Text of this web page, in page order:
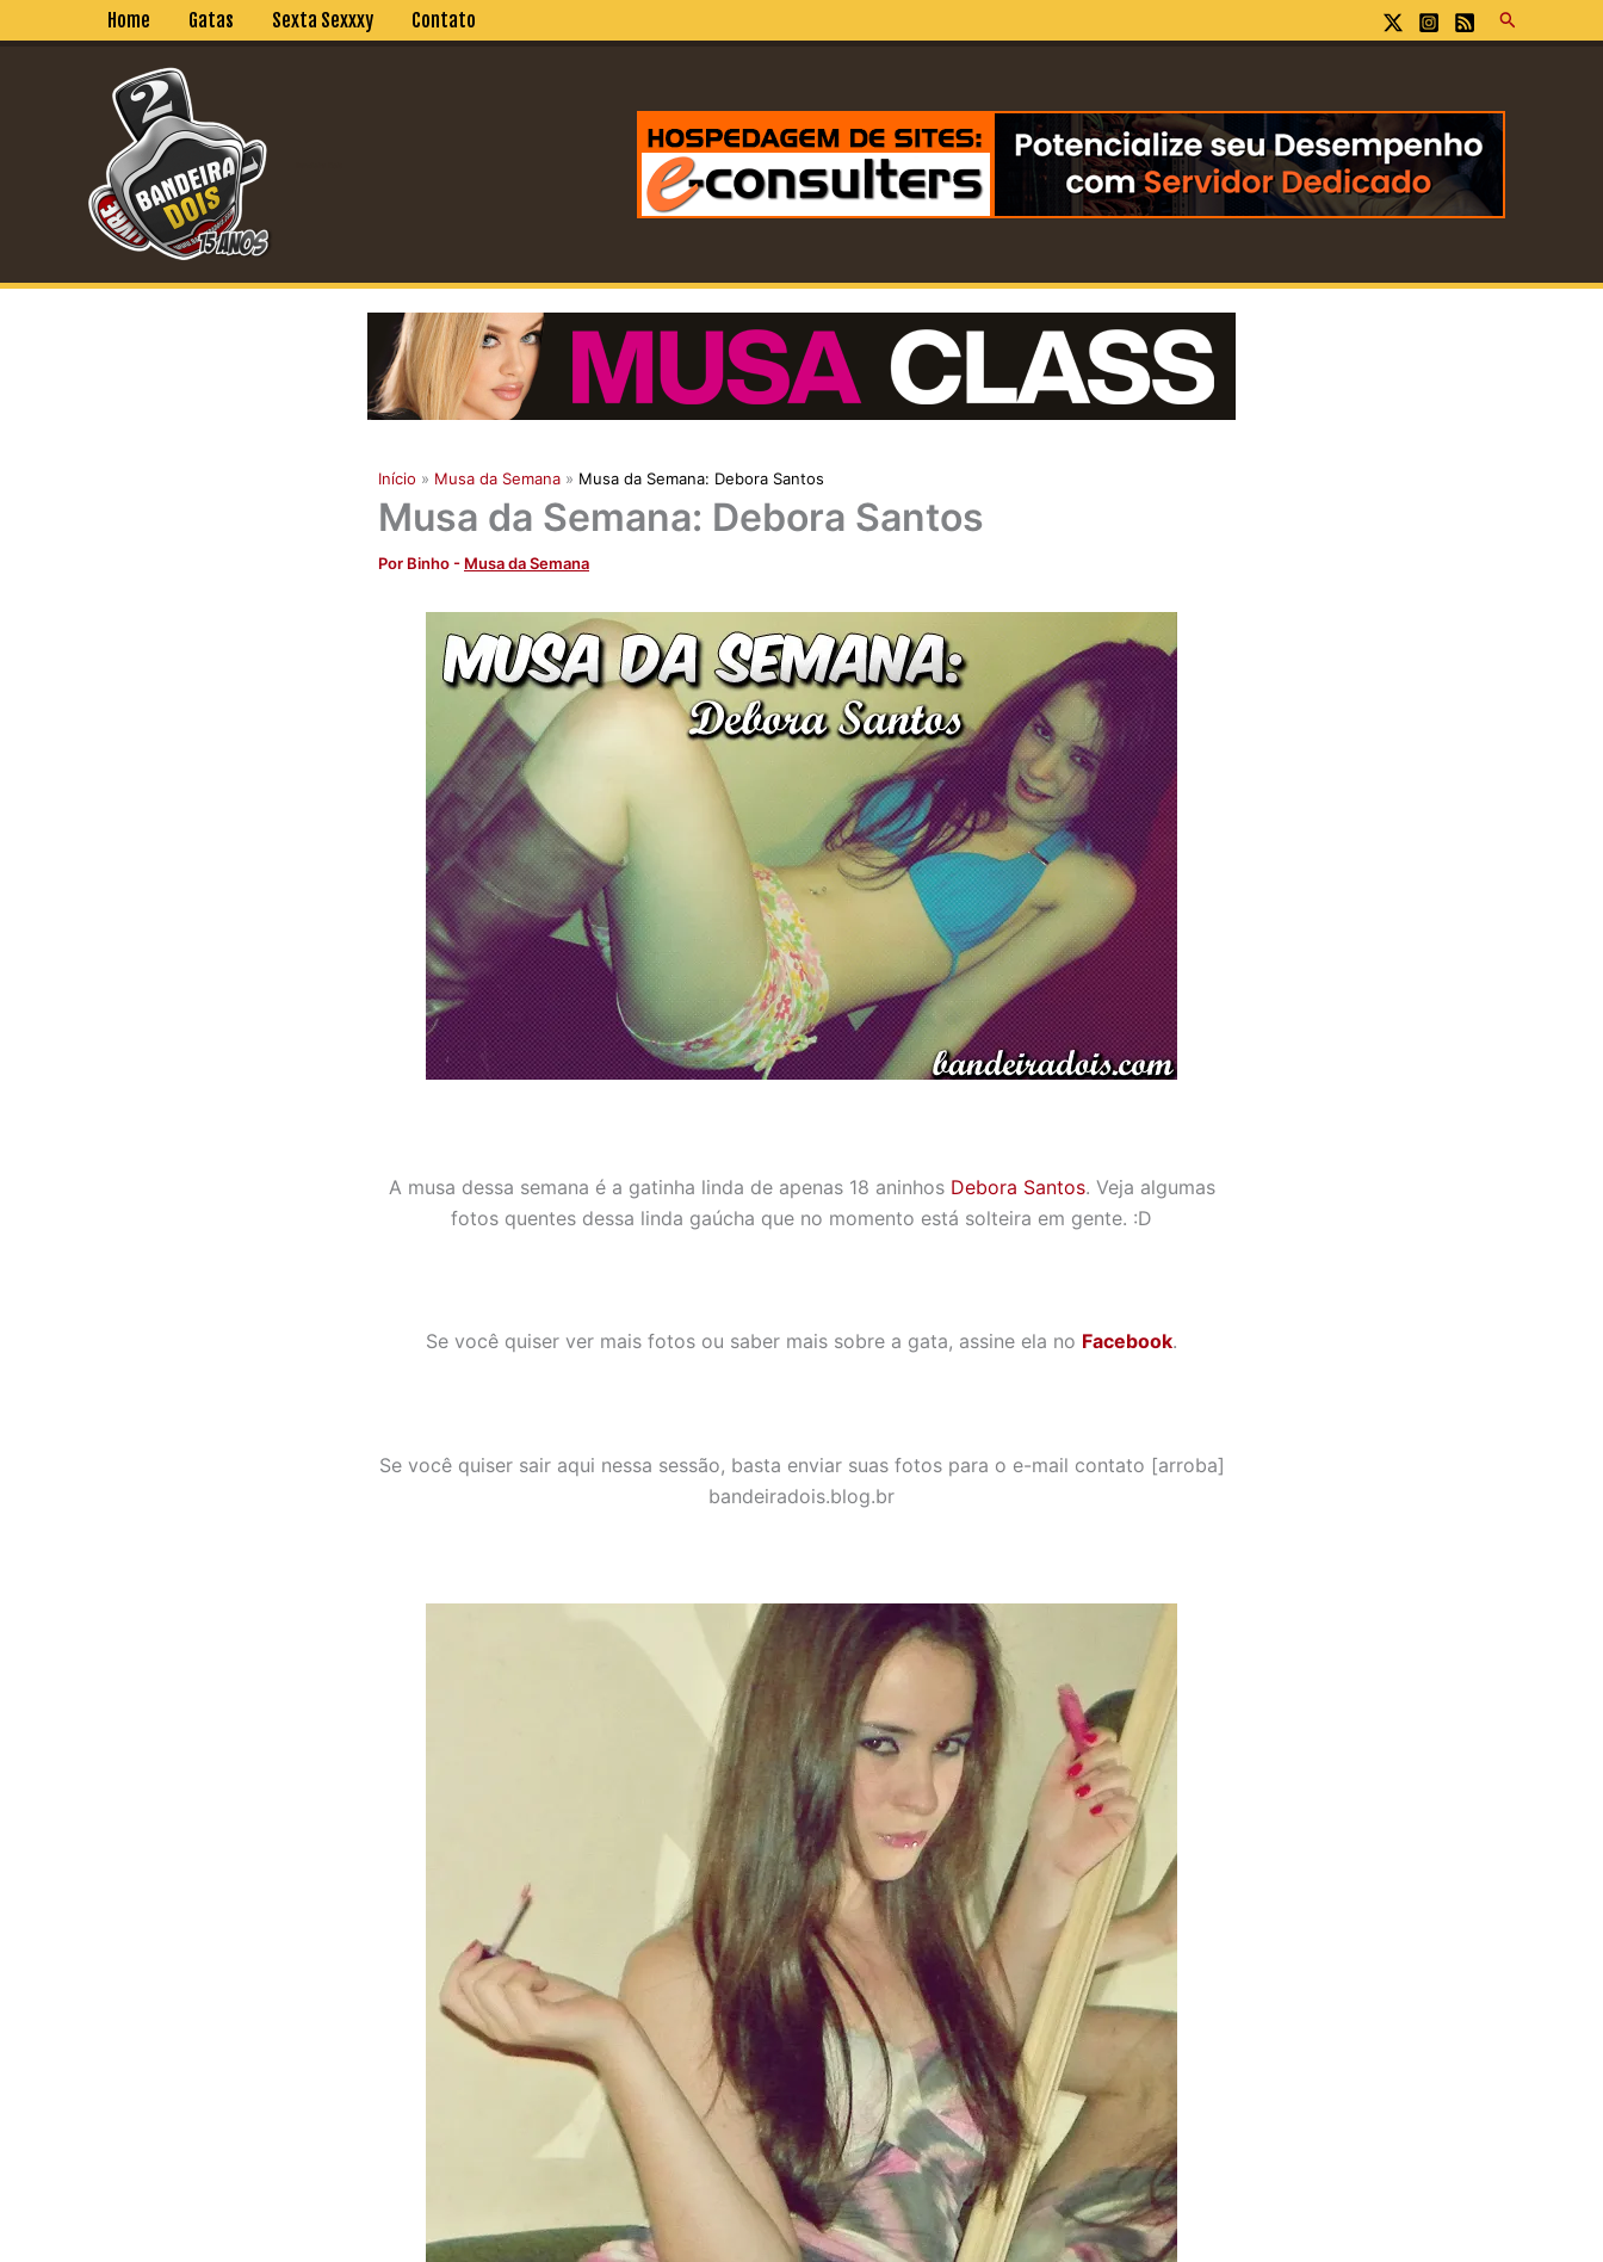
para
Home Gatas Sexta Sexxxy Contato Pesquisar
Início Musa da Semana Musa da Semana: Debora Santos
Musa da Semana: Debora Santos
Por Binho- Musa da Semana
A musa dessa semana é a gatinha linda de apenas 18 aninhos Debora Santos. Veja algumas
fotos quentes dessa linda gaúcha que no momento está solteira em gente. :D
Se você quiser ver mais fotos ou saber mais sobre a gata, assine ela no Facebook.
Se você quiser sair aqui nessa sessão, basta enviar suas fotos para o e-mail contato [arroba]
bandeiradois.blog.br